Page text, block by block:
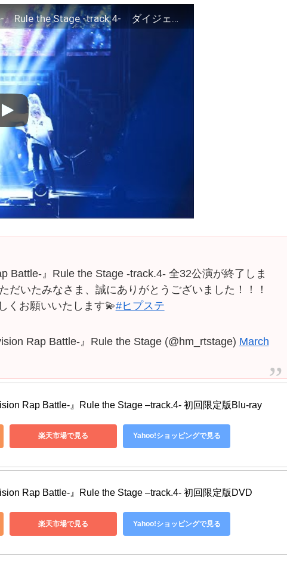
『ヒプノシスマイク-Division Rap Battle-』Rule the Stage -track.4- ダイジェスト
Battle-』Rule the Stage -track.4- 全32公演が終了しま
だいたみなさま、誠にありがとうございました！！！
くお願いいたします💫#ヒプステ
Rap Battle-』Rule the Stage (@hm_rtstage) March
Rap Battle-』Rule the Stage –track.4- 初回限定版Blu-ray
楽天市場で見る Yahoo!ショッピングで見る
Rap Battle-』Rule the Stage –track.4- 初回限定版DVD
楽天市場で見る Yahoo!ショッピングで見る